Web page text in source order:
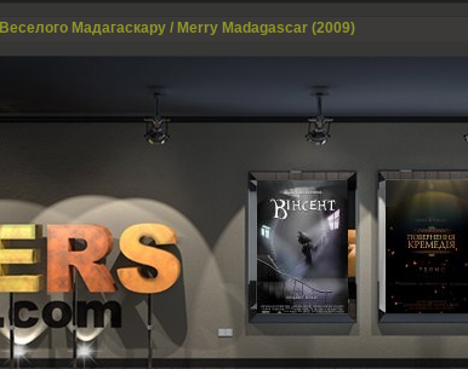
Веселого Мадагаскару / Merry Madagascar (2009)